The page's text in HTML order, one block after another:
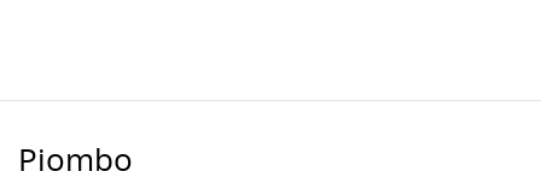
Piombo